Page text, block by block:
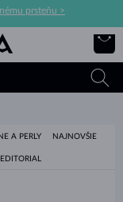
prsteňu >
A PERLY NAJNOVŠIE
EDITORIAL